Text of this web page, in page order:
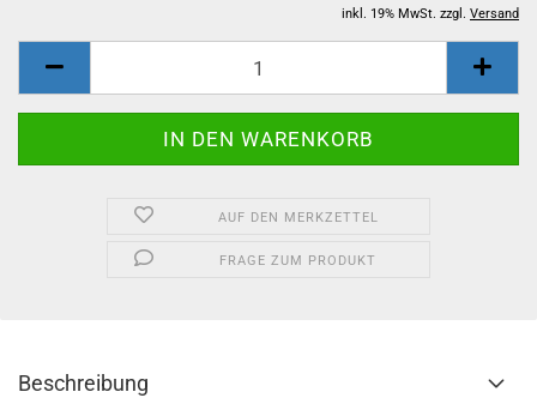
inkl. 19% MwSt. zzgl. Versand
AUF DEN MERKZETTEL
FRAGE ZUM PRODUKT
Beschreibung